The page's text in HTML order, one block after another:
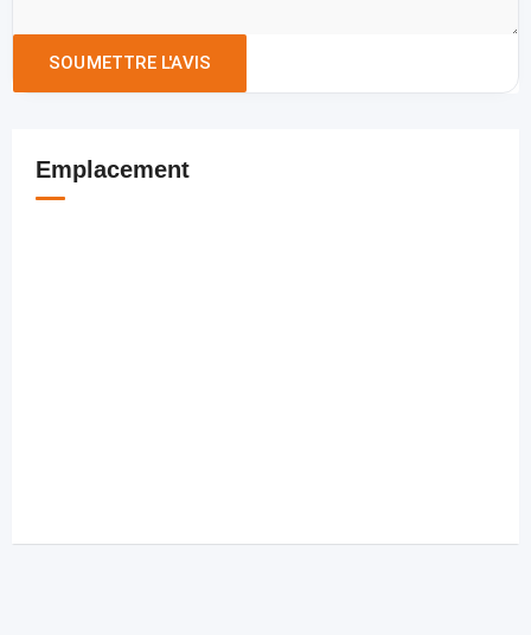
Emplacement